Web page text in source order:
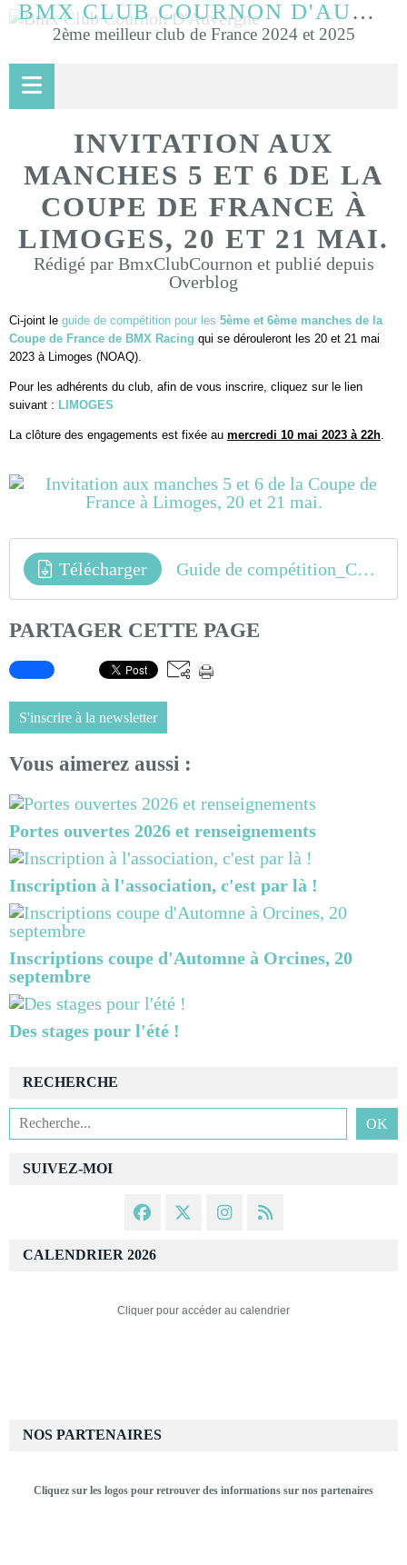
BMX CLUB COURNON D'AUVERGNE
2ème meilleur club de France 2024 et 2025
INVITATION AUX
MANCHES 5 ET 6 DE LA
COUPE DE FRANCE À
LIMOGES, 20 ET 21 MAI.
Rédigé par BmxClubCournon et publié depuis
Overblog
Ci-joint le guide de compétition pour les 5ème et 6ème manches de la
Coupe de France de BMX Racing qui se dérouleront les 20 et 21 mai
2023 à Limoges (NOAQ).
Pour les adhérents du club, afin de vous inscrire, cliquez sur le lien
suivant : LIMOGES
La clôture des engagements est fixée au mercredi 10 mai 2023 à 22h.
Télécharger Guide de compétition_CPF LIMOGES_2023
PARTAGER CETTE PAGE
S'inscrire à la newsletter
Vous aimerez aussi :
Portes ouvertes 2026 et renseignements
Inscription à l'association, c'est par là !
Inscriptions coupe d'Automne à Orcines, 20
septembre
Des stages pour l'été !
SUIVEZ-MOI
RECHERCHE
CALENDRIER 2026
Cliquer pour accéder au calendrier
NOS PARTENAIRES
Cliquez sur les logos pour retrouver des informations sur nos partenaires